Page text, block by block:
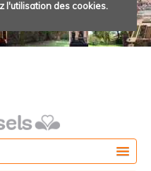
l'utilisation des cookies.